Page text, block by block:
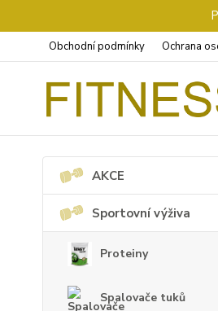
Obchodní podmínky Ochrana
AKCE
Sportovní výživa
Proteiny
Spalovače tuků